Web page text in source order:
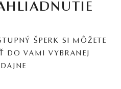
ŠPERK SI MÔŽETE
DO VAMI VYBRANEJ